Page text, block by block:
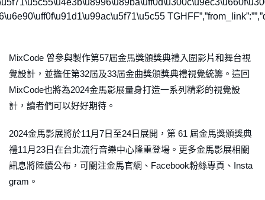
MixCode 曾參與製作第57屆金馬獎頒獎典禮入圍影片和舞台視
覺設計，並擔任第32屆及33屆金曲獎頒獎典禮視覺統籌。這回
MixCode也將為2024金馬影展量身打造一系列精彩的視覺設
計，讀者們可以好好期待。
2024金馬影展將於11月7日至24日展開，第 61 屆金馬獎頒獎典
禮11月23日在台北流行音樂中心隆重登場。更多金馬影展相關
訊息將陸續公布，可關注金馬官網、Facebook粉絲專頁、Insta
gram。